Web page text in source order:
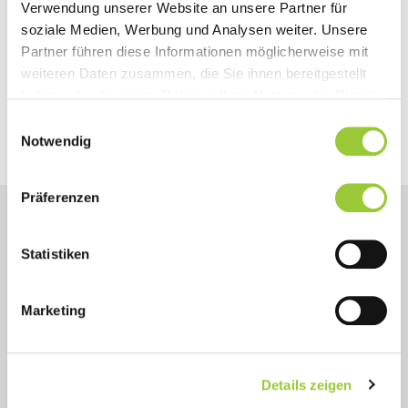
Verwendung unserer Website an unsere Partner für
soziale Medien, Werbung und Analysen weiter. Unsere
Partner führen diese Informationen möglicherweise mit
weiteren Daten zusammen, die Sie ihnen bereitgestellt
Cookies, wenn Sie unsere Webseite weiterhin nutzen.
Notwendig
Präferenzen
Statistiken
Marketing
Details zeigen
Buschmeier Medizintechnik täglich
medizintechnisches Zubehör unter höchsten
Anforderungen an Qualität und Funktionalität.
CAE entwickelt Schulungsinstrumente, die